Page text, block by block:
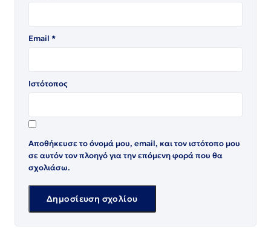
Email *
Ιστότοπος
Αποθήκευσε το όνομά μου, email, και τον ιστότοπο μου
σε αυτόν τον πλοηγό για την επόμενη φορά που θα
σχολιάσω.